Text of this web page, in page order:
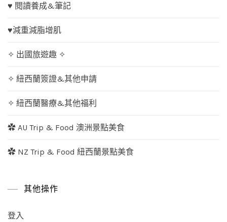
♥ 閱讀養成&筆記
♥減重減脂增肌
✧ 出國旅遊趣 ✧
✧ 紐西蘭簽證&其他申請
✧ 紐西蘭醫療&其他福利
✿ AU Trip & Food 澳洲景點美食
✿ NZ Trip & Food 紐西蘭景點美食
其他操作
登入